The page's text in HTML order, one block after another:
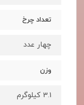
تعداد چرخ
چهار عدد
وزن
3.1 کیلوگرم